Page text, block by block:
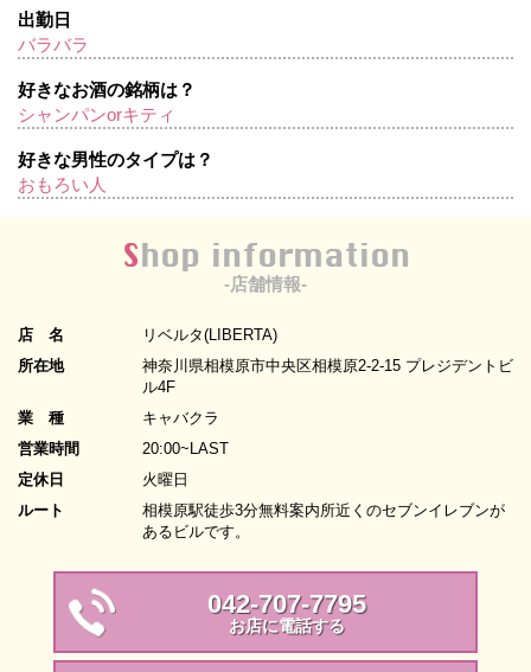
出勤日
バラバラ
好きなお酒の銘柄は？
シャンパンorキティ
好きな男性のタイプは？
おもろい人
Shop information
-店舗情報-
店 名
リベルタ(LIBERTA)
所在地
神奈川県相模原市中央区相模原2-2-15 プレジデントビ
ル4F
業 種
キャバクラ
営業時間
20:00~LAST
定休日
火曜日
ルート
相模原駅徒歩3分無料案内所近くのセブンイレブンが
あるビルです。
042-707-7795
お店に電話する